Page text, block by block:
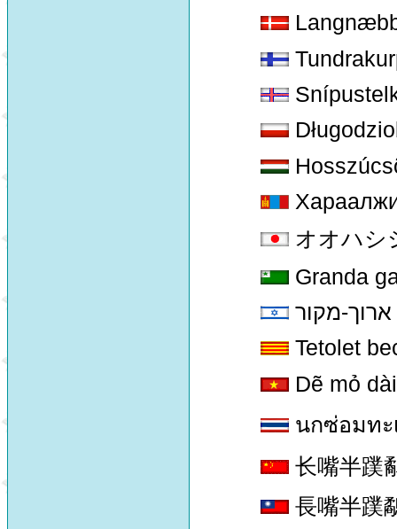
オオハシ
Granda
ארוך-מקור
Tetolet
Dẽ mỏ dài
นกซ่อมทะ
长嘴半蹼
長嘴半蹼